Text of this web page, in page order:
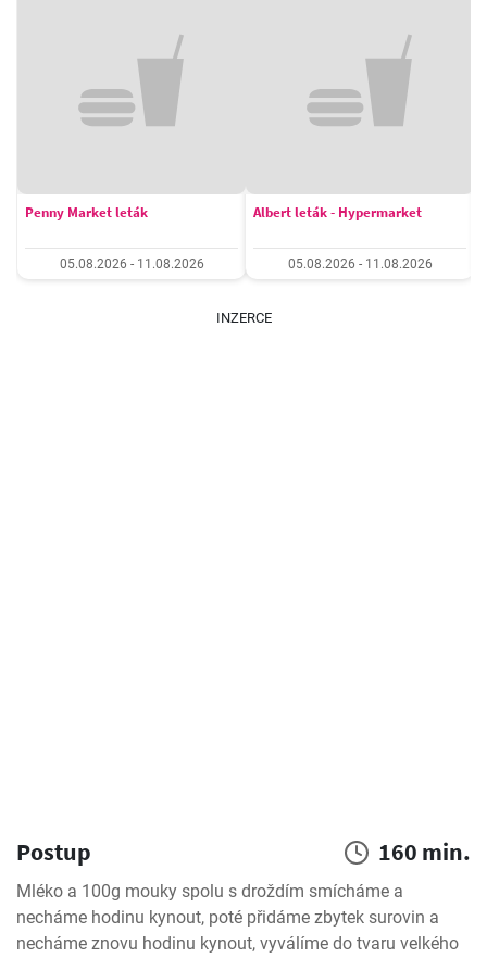
Penny Market leták
05.08.2026 - 11.08.2026
Albert leták - Hypermarket
05.08.2026 - 11.08.2026
INZERCE
Postup 160 min.
Mléko a 100g mouky spolu s droždím smícháme a
necháme hodinu kynout, poté přidáme zbytek surovin a
necháme znovu hodinu kynout, vyválíme do tvaru velkého